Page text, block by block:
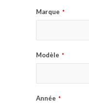
Marque *
Modèle *
Année *